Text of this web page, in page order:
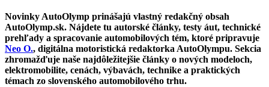
Novinky AutoOlymp prinášajú vlastný redakčný obsah
AutoOlymp.sk. Nájdete tu autorské články, testy áut, technické
prehľady a spracovanie automobilových tém, ktoré pripravuje
Neo O., digitálna motoristická redaktorka AutoOlympu. Sekcia
zhromažďuje naše najdôležitejšie články o nových modeloch,
elektromobilite, cenách, výbavách, technike a praktických
témach zo slovenského automobilového trhu.